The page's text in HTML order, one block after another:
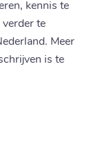
kennis te
verder te
Meer
is te